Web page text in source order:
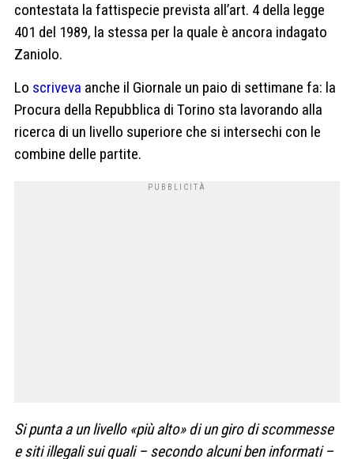
contestata la fattispecie prevista all’art. 4 della legge
401 del 1989, la stessa per la quale è ancora indagato
Zaniolo.
Lo scriveva anche il Giornale un paio di settimane fa: la
Procura della Repubblica di Torino sta lavorando alla
ricerca di un livello superiore che si intersechi con le
combine delle partite.
Si punta a un livello «più alto» di un giro di scommesse
e siti illegali sui quali – secondo alcuni ben informati –